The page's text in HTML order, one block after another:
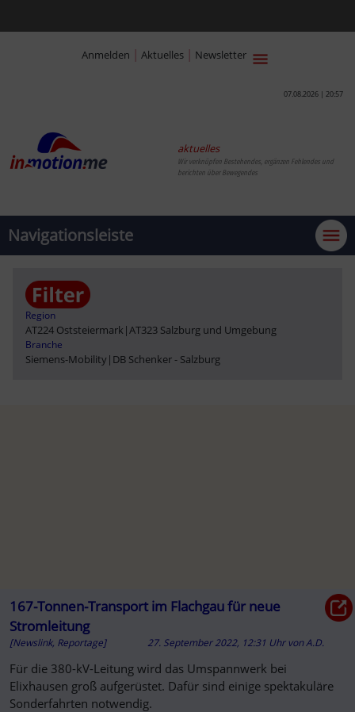
Anmelden | Aktuelles | Newsletter
07.08.2026 | 20:57
aktuelles
Wir verknüpfen Bestehendes, ergänzen Fehlendes und
berichten über Bewegendes
Navigationsleiste
Region
AT224 Oststeiermark |AT323 Salzburg und Umgebung
Branche
Siemens-Mobility | DB Schenker - Salzburg
167-Tonnen-Transport im Flachgau für neue
Stromleitung
[Newslink, Reportage] 27. September 2022, 12:31 Uhr vonA.D.
Für die 380-kV-Leitung wird das Umspannwerk bei
Elixhausen groß aufgerüstet. Dafür sind einige spektakuläre
Sonderfahrten notwendig.